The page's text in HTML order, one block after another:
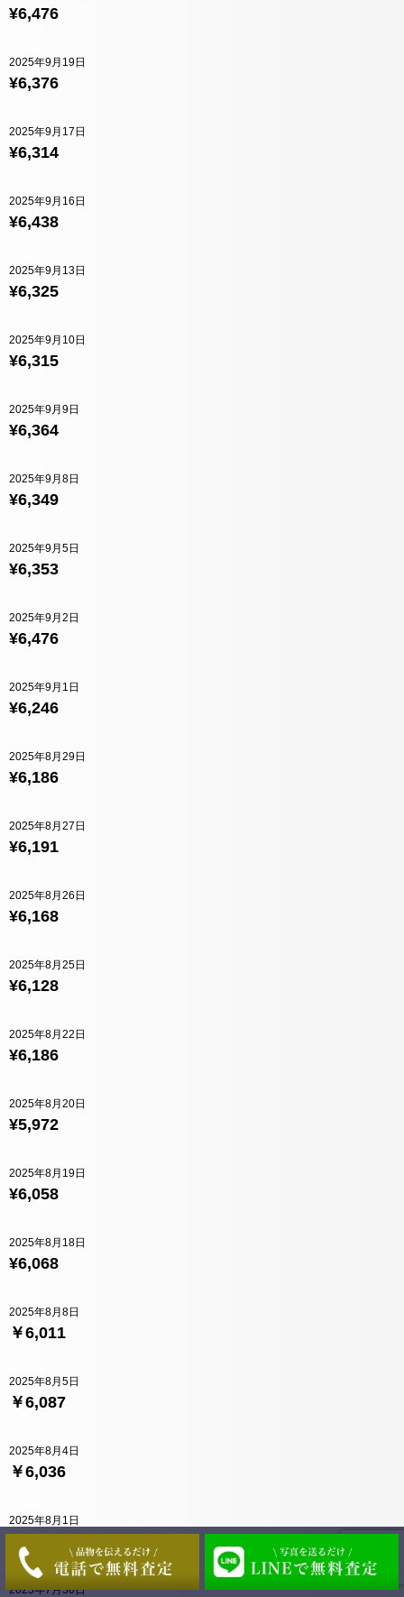
¥6,476
¥6,376
2025年9月19日
¥6,314
2025年9月17日
¥6,438
2025年9月16日
¥6,325
2025年9月13日
¥6,315
2025年9月10日
¥6,364
2025年9月9日
¥6,349
2025年9月8日
¥6,353
2025年9月5日
¥6,476
2025年9月2日
¥6,246
2025年9月1日
¥6,186
2025年8月29日
¥6,191
2025年8月27日
¥6,168
2025年8月26日
¥6,128
2025年8月25日
¥6,186
2025年8月22日
¥5,972
2025年8月20日
¥6,058
2025年8月19日
¥6,068
2025年8月18日
￥6,011
2025年8月8日
￥6,087
2025年8月5日
￥6,036
2025年8月4日
2025年8月1日
2025年7月30日